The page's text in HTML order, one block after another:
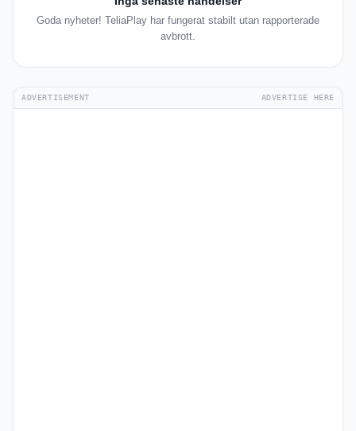
Goda nyheter! TeliaPlay har fungerat stabilt utan rapporterade
avbrott.
ADVERTISEMENT ADVERTISE HERE